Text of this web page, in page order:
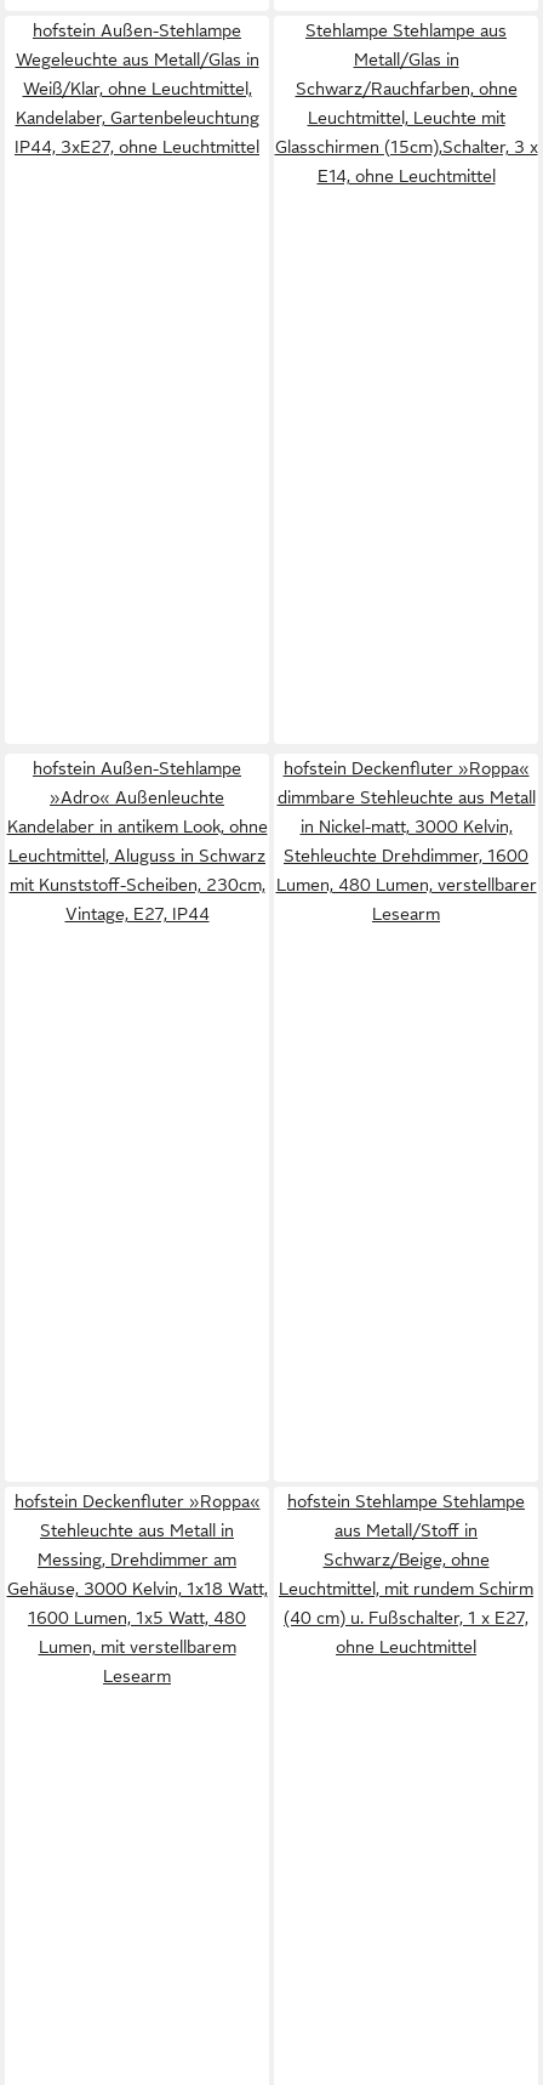
hofstein Außen-Stehlampe
Wegeleuchte aus Metall/Glas in
Weiß/Klar, ohne Leuchtmittel,
Kandelaber, Gartenbeleuchtung
IP44, 3xE27, ohne Leuchtmittel
Stehlampe Stehlampe aus
Metall/Glas in
Schwarz/Rauchfarben, ohne
Leuchtmittel, Leuchte mit
Glasschirmen (15cm),Schalter, 3 x
E14, ohne Leuchtmittel
hofstein Außen-Stehlampe
»Adro« Außenleuchte
Kandelaber in antikem Look, ohne
Leuchtmittel, Aluguss in Schwarz
mit Kunststoff-Scheiben, 230cm,
Vintage, E27, IP44
hofstein Deckenfluter »Roppa«
dimmbare Stehleuchte aus Metall
in Nickel-matt, 3000 Kelvin,
Stehleuchte Drehdimmer, 1600
Lumen, 480 Lumen, verstellbarer
Lesearm
hofstein Deckenfluter »Roppa«
Stehleuchte aus Metall in
Messing, Drehdimmer am
Gehäuse, 3000 Kelvin, 1x18 Watt,
1600 Lumen, 1x5 Watt, 480
Lumen, mit verstellbarem
Lesearm
hofstein Stehlampe Stehlampe
aus Metall/Stoff in
Schwarz/Beige, ohne
Leuchtmittel, mit rundem Schirm
(40 cm) u. Fußschalter, 1 x E27,
ohne Leuchtmittel